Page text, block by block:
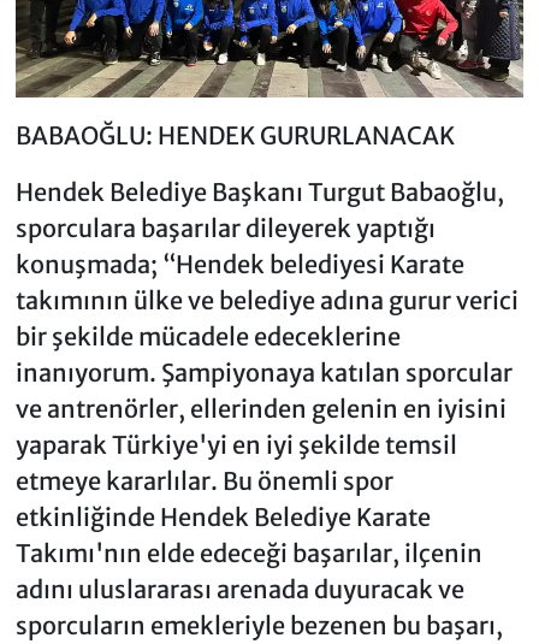
BABAOĞLU: HENDEK GURURLANACAK
Hendek Belediye Başkanı Turgut Babaoğlu,
sporculara başarılar dileyerek yaptığı
konuşmada; “Hendek belediyesi Karate
takımının ülke ve belediye adına gurur verici
bir şekilde mücadele edeceklerine
inanıyorum. Şampiyonaya katılan sporcular
ve antrenörler, ellerinden gelenin en iyisini
yaparak Türkiye'yi en iyi şekilde temsil
etmeye kararlılar. Bu önemli spor
etkinliğinde Hendek Belediye Karate
Takımı'nın elde edeceği başarılar, ilçenin
adını uluslararası arenada duyuracak ve
sporcuların emekleriyle bezenen bu başarı,